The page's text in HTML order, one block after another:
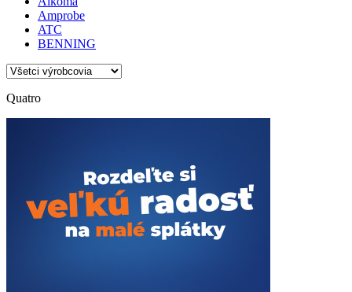
Amprobe
ATC
BENNING
Quatro